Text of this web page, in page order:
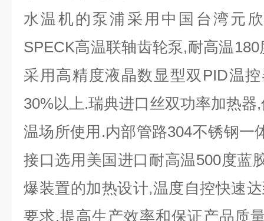
水温机的泵浦采用中国台湾元
SPECK高温联轴齿轮泵,耐高温
采用高精度液晶数显型双PID温
30%以上.瑞典进口丝双功率加热
温场所使用.内部管路304不锈钢一
接口选用美国进口耐高温500度蓝
爆装置的加热设计,温度自控快速
要求.提高生产效率和保证产品质